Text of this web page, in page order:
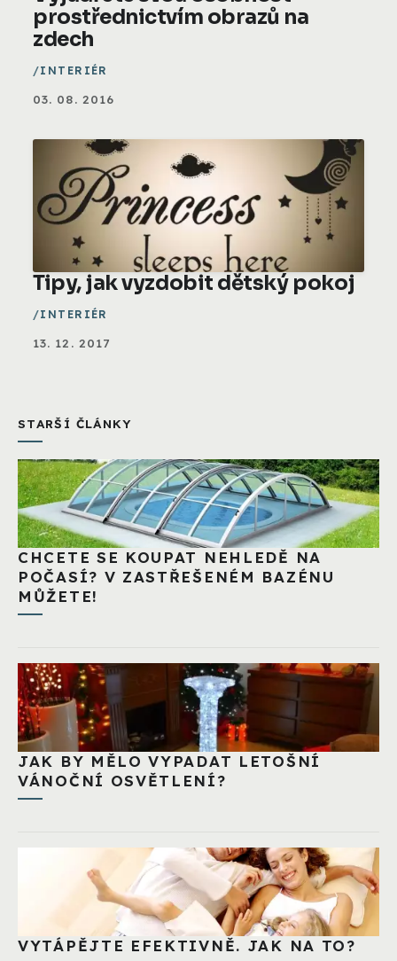
prostřednictvím obrazů na
zdech
INTERIÉR
03. 08. 2016
Tipy, jak vyzdobit dětský pokoj
INTERIÉR
13. 12. 2017
STARŠÍ ČLÁNKY
CHCETE SE KOUPAT NEHLEDĚ NA
POČASÍ? V ZASTŘEŠENÉM BAZÉNU
MŮŽETE!
JAK BY MĚLO VYPADAT LETOŠNÍ
VÁNOČNÍ OSVĚTLENÍ?
VYTÁPĚJTE EFEKTIVNĚ. JAK NA TO?